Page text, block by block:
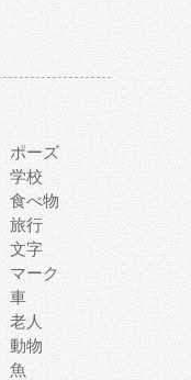
ポーズ
学校
食べ物
旅行
文字
マーク
車
老人
動物
魚